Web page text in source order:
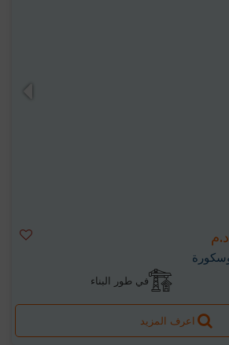
في طور البناء
اعرف المزيد